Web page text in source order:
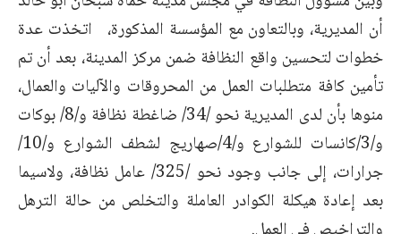
أن المديرية، وبالتعاون مع المؤسسة المذكورة، اتخذت عدة
خطوات لتحسين واقع النظافة ضمن مركز المدينة، بعد أن تم
تأمين كافة متطلبات العمل من المحروقات والآليات والعمال،
منوها بأن لدى المديرية نحو /34/ ضاغطة نظافة و/8/ بوكات
و/3/كانسات للشوارع و/4/صهاريج لشطف الشوارع و/10/
جرارات، إلى جانب وجود نحو /325/ عامل نظافة، ولاسيما
بعد إعادة هيكلة الكوادر العاملة والتخلص من حالة الترهل